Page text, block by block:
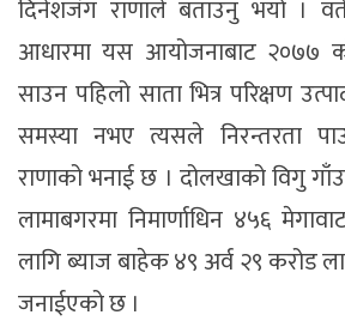
दिनेशजंग राणाले बताउनु भयो ।
आधारमा यस आयोजनाबाट २०७७
साउन पहिलो साता भित्र परिक्षण
समस्या नभए त्यसले निरन्तरता
राणाको भनाई छ । दोलखाको विगु
लामाबगरमा निमार्णाधिन ४५६
लागि ब्याज बाहेक ४९ अर्व २९ करोड
जनाईएको छ ।